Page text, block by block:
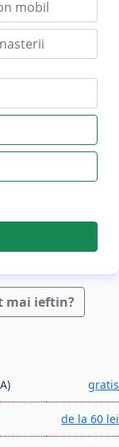
mai ieftin?
gratis
de la 60 lei